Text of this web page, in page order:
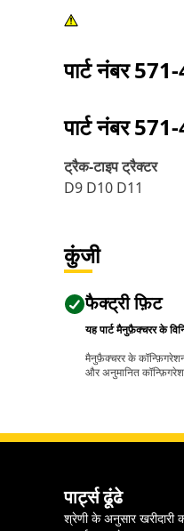
पार्ट नंबर
पार्ट नंबर
ट्रैक-टाइप ट्रैक्टर
D9 D10 D11
कुंजी
फैक्ट्री फ़िट
यह पार्ट मैनुफ़ैक्चरर के
मैनुफ़ैक्चरर के
और अनुमानित
पार्ट्स ढूंढे
श्रेणी के अनुसार खरीदारी